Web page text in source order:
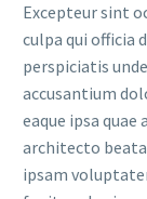
Excepteur sint
culpa qui officia
perspiciatis
accusantium
eaque ipsa
architecto
ipsam